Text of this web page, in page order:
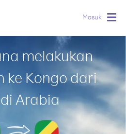
Masuk
melakukan
ke Kongo dari
Arabia